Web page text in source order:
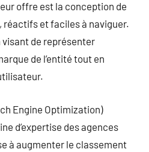
offre est la conception de
et faciles à naviguer.
visant de représenter
de l’entité tout en
Engine Optimization)
d’expertise des agences
à augmenter le classement